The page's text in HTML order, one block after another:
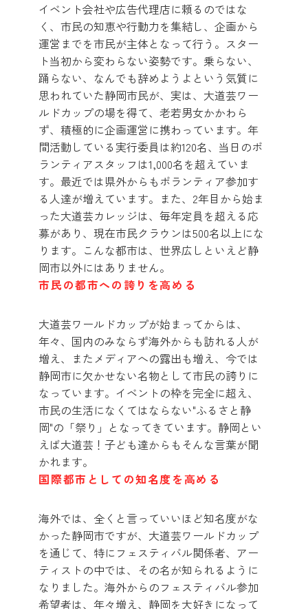
イベント会社や広告代理店に頼るのではな
く、市民の知恵や行動力を集結し、企画から
運営までを市民が主体となって行う。スター
ト当初から変わらない姿勢です。乗らない、
踊らない、なんでも辞めようよという気質に
思われていた静岡市民が、実は、大道芸ワー
ルドカップの場を得て、老若男女かかわら
ず、積極的に企画運営に携わっています。年
間活動している実行委員は約120名、当日のボ
ランティアスタッフは1,000名を超えていま
す。最近では県外からもボランティア参加す
る人達が増えています。また、2年目から始ま
った大道芸カレッジは、毎年定員を超える応
募があり、現在市民クラウンは500名以上にな
ります。こんな都市は、世界広しといえど静
岡市以外にはありません。
市民の都市への誇りを高める
大道芸ワールドカップが始まってからは、
年々、国内のみならず海外からも訪れる人が
増え、またメディアへの露出も増え、今では
静岡市に欠かせない名物として市民の誇りに
なっています。イベントの枠を完全に超え、
市民の生活になくてはならない"ふるさと静
岡"の「祭り」となってきています。静岡とい
えば大道芸！子ども達からもそんな言葉が聞
かれます。
国際都市としての知名度を高める
海外では、全くと言っていいほど知名度がな
かった静岡市ですが、大道芸ワールドカップ
を通じて、特にフェスティバル関係者、アー
ティストの中では、その名が知られるように
なりました。海外からのフェスティバル参加
希望者は、年々増え、静岡を大好きになって